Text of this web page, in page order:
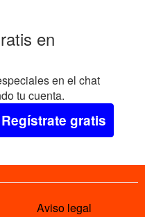
en
en el chat
tu cuenta.
Regístrate gratis
Aviso legal